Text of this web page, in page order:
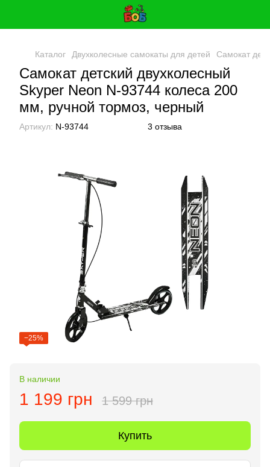
Каталог Двухколесные самокаты для детей Cамокат
Cамокат детский двухколесный
Skyper Neon N-93744 колеса 200
мм, ручной тормоз, черный
Артикул: N-93744 3 отзыва
−25%
В наличии
1 199 грн 1 599 грн
Купить